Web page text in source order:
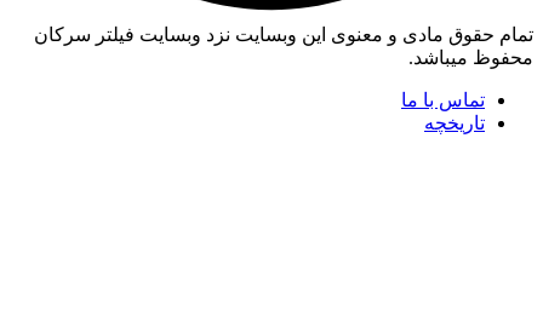
تمام حقوق مادی و معنوی این وبسایت نزد وبسایت فیلتر سرکان
محفوظ میباشد.
تماس با ما
تاریخچه